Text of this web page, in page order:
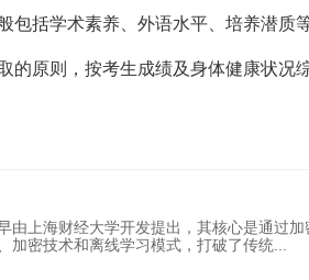
括学术素养、外语水平、培养潜质等
原则，按考生成绩及身体健康状况
由‌上海财经大学‌开发提出，其核心是通过
加密技术和离线学习模式，打破了传统